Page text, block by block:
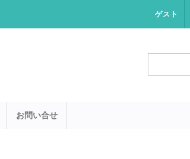
ゲスト
お問い合せ